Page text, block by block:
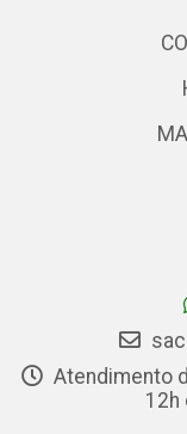
Atendimento
12h